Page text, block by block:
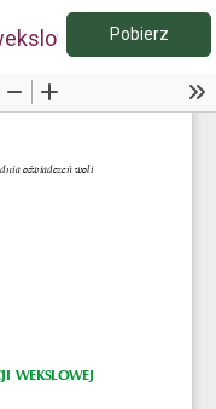
Pobierz